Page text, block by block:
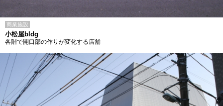
商業施設
小松屋bldg
各階で開口部の作りが変化する店舗